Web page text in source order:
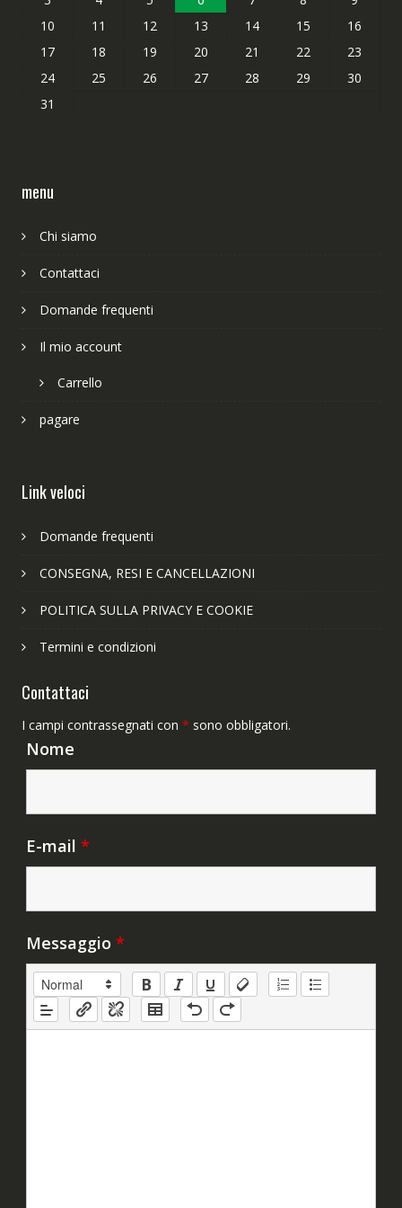
10
11 12 13 14 15
16
17
18 19 20 21 22
23
24
25 26 27 28 29
30
31
menu
Chi siamo
Contattaci
Domande frequenti
Il mio account
Carrello
pagare
Link veloci
Domande frequenti
CONSEGNA, RESI E CANCELLAZIONI
POLITICA SULLA PRIVACY E COOKIE
Termini e condizioni
Contattaci
I campi contrassegnati con * sono obbligatori.
Nome
E-mail *
Messaggio *